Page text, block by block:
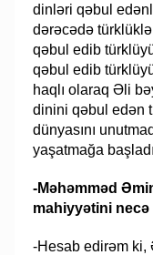
dinləri qəbul
dərəcədə
qəbul edib
qəbul edib
haqlı olaraq Əli
dinini qəbul edən
dünyasını
yaşatmağa
-Məhəmməd
mahiyyətini
-Hesab edirəm